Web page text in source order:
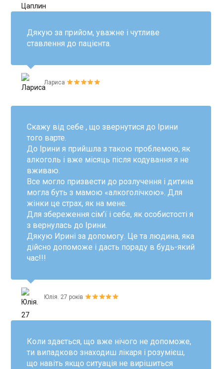
Дякую за прийом, уважне і чутливе
ставлення до пацієнта.
Лариса
Скажу від себе , що звернутися до Ірини
того варте.
До Ірини я прийшла з такою проблемою, як
алкоголь і вже місяць після кодування я не
вживаю.
Все могло призвести до розлучення і дитина
могла буть з мамою «алкоголічкою». Для
жінки це страх, як на мене.
Для збереження сім’ї і себе, як особистості я
з вернулась до Ірини.
Дякую Ирині за допомогу. Це та людина, яка
дійсно допоможе і дасть пораду в будь-який
час!!!
Юлія. 27 років
Коли здається, що вже нічого не допоможе,
ти випадково знаходиш лікаря і розумієш,
що навіть якщо ситуація не вирішиться